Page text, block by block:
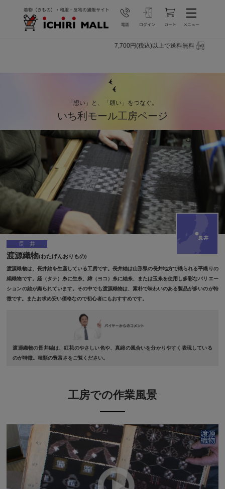
7,700円(税込)以上で送料無料
「想い」と、「願い」をつなぐ。
いち利モール工房ページ
長井
渡源織物(わたげんおりもの)
渡源織物は、長井紬を生産している工房です。長井紬は山形県の長井地方で織られる平織りの
絹織物です。経（タテ）糸に生糸、緯（ヨコ）糸に紬糸、または玉糸を使用し多彩なバリエー
ションの紬が織られています。その中でも渡源織物は、素朴で味わいのある製品が多いのが特
徴です。またお求め安い価格なので初心者にもおすすめです。
渡源織物の長井紬は、紅花のやさしい色や、真綿の風合いを分かりやすく表現している
のが特徴。種類の豊富さをご覧ください。
工房での作業風景